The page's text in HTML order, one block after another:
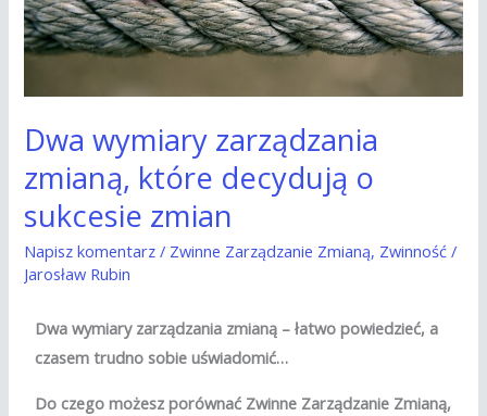
Dwa wymiary zarządzania
zmianą, które decydują o
sukcesie zmian
Napisz komentarz / Zwinne Zarządzanie Zmianą, Zwinność /
Jarosław Rubin
Dwa wymiary zarządzania zmianą – łatwo powiedzieć, a
czasem trudno sobie uświadomić…
Do czego możesz porównać Zwinne Zarządzanie Zmianą,
które
decydują
sukcesie
zmian